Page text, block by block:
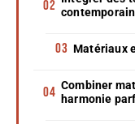
contemporain
Matériaux
Combiner
harmonie